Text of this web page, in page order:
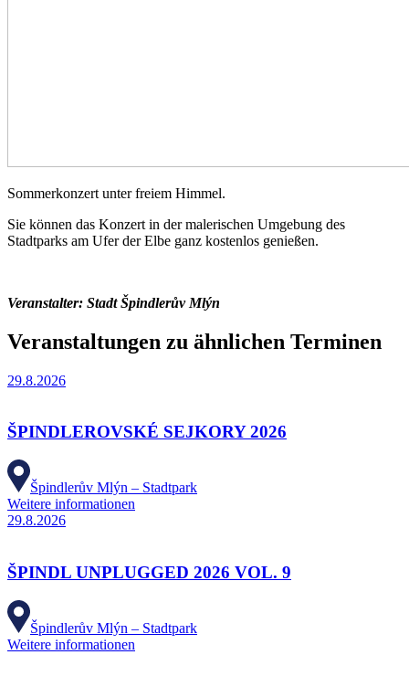
Sommerkonzert unter freiem Himmel.
Sie können das Konzert in der malerischen Umgebung des
Stadtparks am Ufer der Elbe ganz kostenlos genießen.
Veranstalter: Stadt Špindlerův Mlýn
Veranstaltungen zu ähnlichen Terminen
29.8.2026
ŠPINDLEROVSKÉ SEJKORY 2026
Špindlerův Mlýn – Stadtpark
Weitere informationen
29.8.2026
ŠPINDL UNPLUGGED 2026 VOL. 9
Špindlerův Mlýn – Stadtpark
Weitere informationen